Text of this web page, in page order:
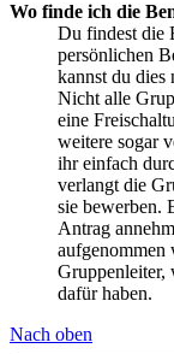
Wo finde ich die
Du findest die
persönlichen
kannst du dies
Nicht alle
eine
weitere sogar
ihr einfach
verlangt die
sie bewerben.
Antrag
aufgenommen
Gruppenleiter,
dafür haben.
Nach oben